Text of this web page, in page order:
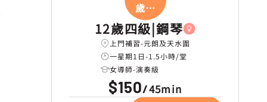
歲四
級
12歲四級|鋼琴
上門補習-元朗及天水圍
一星期1日-1.5小時/堂
女導師-演奏級
$150/45min